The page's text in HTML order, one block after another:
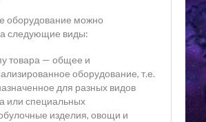
оборудование можно
следующие виды:
товара — общее и
оборудование, т.е.
для разных видов
или специальных
изделия, овощи и